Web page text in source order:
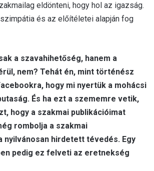
eldönteni, hogy hol az igazság.
és az előítéletei alapján fog
a szavahihetőség, hanem a
nem? Tehát én, mint történész
hogy mi nyertük a mohácsi
És ha ezt a szememre vetik,
hogy a szakmai publikációimat
rombolja a szakmai
nyilvánosan hirdetett tévedés. Egy
pedig ez felveti az eretnekség